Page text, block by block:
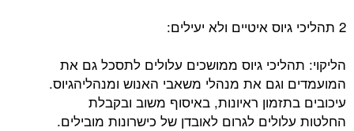
2 תהליכי גיוס איטיים ולא יעילים:
הליקוי: תהליכי גיוס ממושכים עלולים לתסכל גם את
המועמדים וגם את מנהלי משאבי האנוש ומנהליהגיוס.
עיכובים בתזמון ראיונות, באיסוף משוב ובקבלת
החלטות עלולים לגרום לאובדן של כישרונות מובילים.